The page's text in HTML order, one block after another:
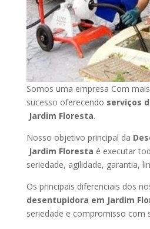
Somos uma empresa Com
sucesso oferecendo serviços
Jardim Floresta.
Nosso objetivo principal da
Jardim Floresta é executar
seriedade, agilidade, garantia,
Os principais diferenciais dos
desentupidora em Jardim
seriedade e compromisso com